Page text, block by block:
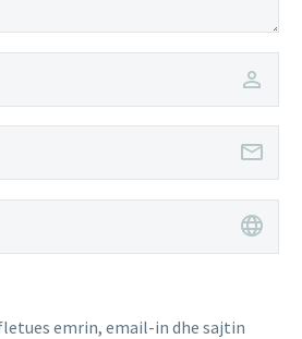
emrin, email-in dhe sajtin